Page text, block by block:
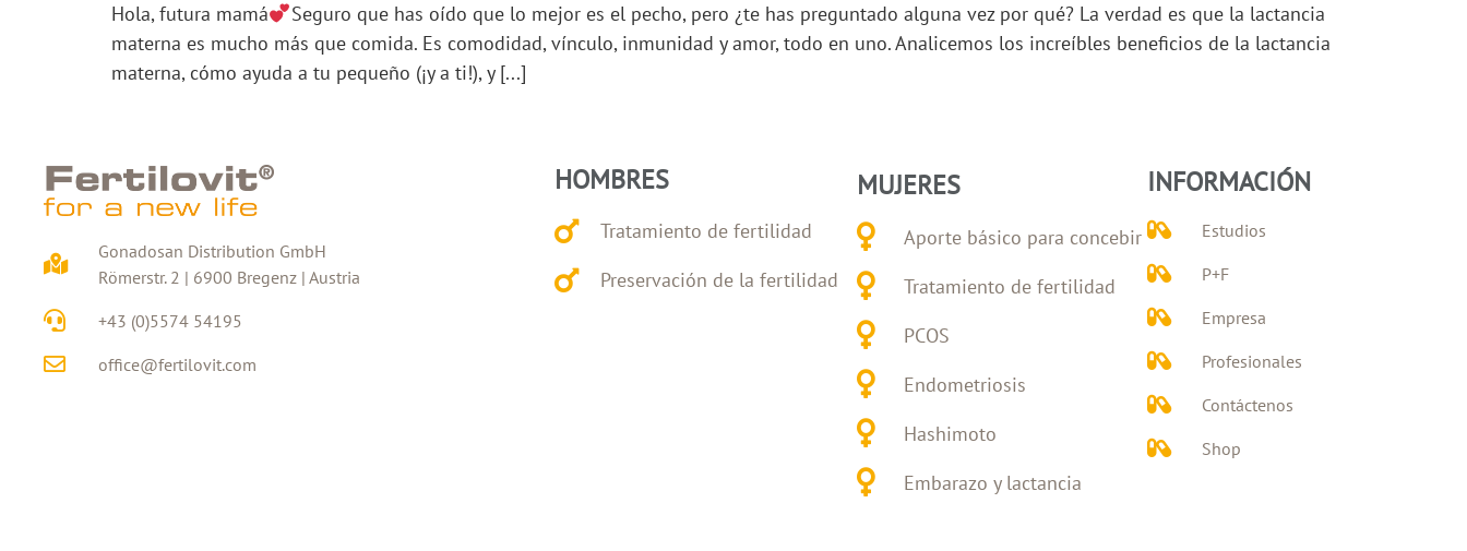
Hola, futura mamá
Seguro que has oído que lo mejor es el pecho, pero ¿te has preguntado alguna vez por qué? La verdad es que la lactancia
materna es mucho más que comida. Es comodidad, vínculo, inmunidad y amor, todo en uno. Analicemos los increíbles beneficios de la lactancia
materna, cómo ayuda a tu pequeño (¡y a ti!), y [...]
Gonadosan Distribution GmbH
Römerstr. 2 | 6900 Bregenz | Austria
+43 (0)5574 54195
office@fertilovit.com
HOMBRES
Tratamiento de fertilidad
Preservación de la fertilidad
MUJERES
Aporte básico para concebir
Tratamiento de fertilidad
PCOS
Endometriosis
Hashimoto
Embarazo y lactancia
INFORMACIÓN
Estudios
P+F
Empresa
Profesionales
Contáctenos
Shop